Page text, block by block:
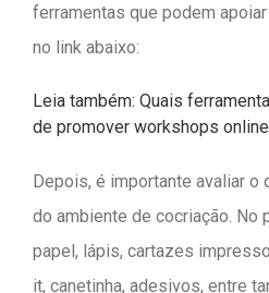
ferramentas que podem
no link abaixo:
Leia também: Quais
de promover workshops
Depois, é importante avaliar o
do ambiente de cocriação. No
papel, lápis, cartazes
it, canetinha, adesivos, entre